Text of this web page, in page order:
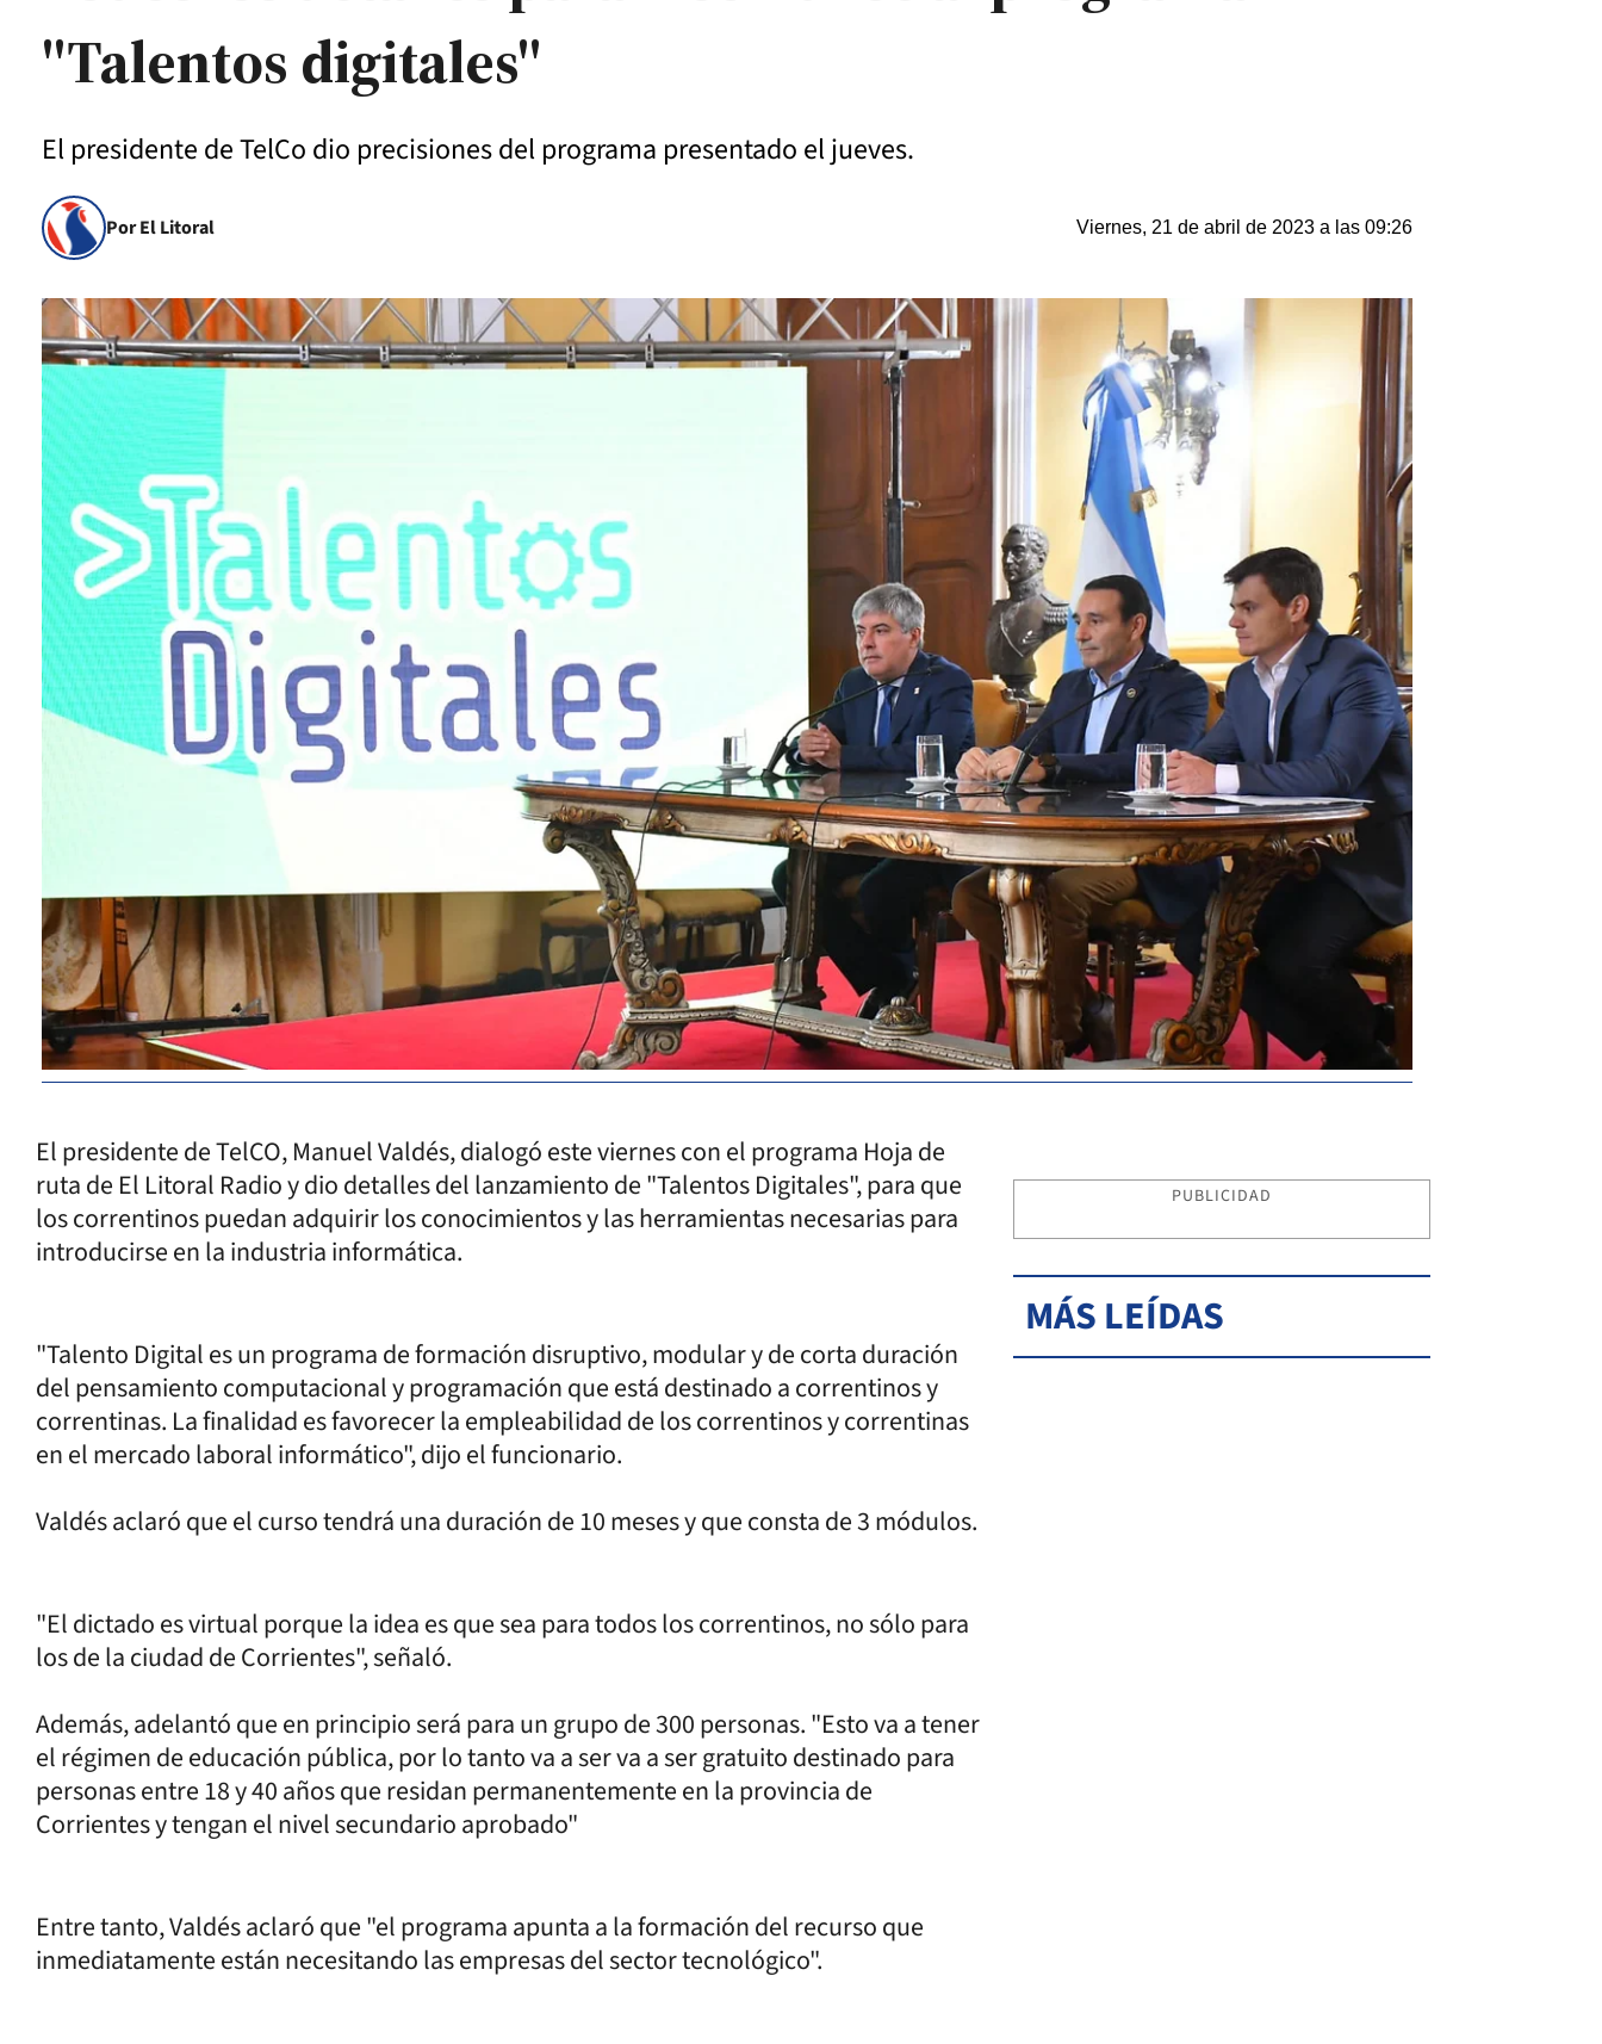
"Talentos digitales"
El presidente de TelCo dio precisiones del programa presentado el jueves.
Por El Litoral Viernes, 21 de abril de 2023 a las 09:26
El presidente de TelCO, Manuel Valdés, dialogó este viernes con el programa Hoja de
ruta de El Litoral Radio y dio detalles del lanzamiento de "Talentos Digitales", para que
los correntinos puedan adquirir los conocimientos y las herramientas necesarias para
introducirse en la industria informática.
"Talento Digital es un programa de formación disruptivo, modular y de corta duración
del pensamiento computacional y programación que está destinado a correntinos y
correntinas. La finalidad es favorecer la empleabilidad de los correntinos y correntinas
en el mercado laboral informático", dijo el funcionario.
Valdés aclaró que el curso tendrá una duración de 10 meses y que consta de 3 módulos.
"El dictado es virtual porque la idea es que sea para todos los correntinos, no sólo para
los de la ciudad de Corrientes", señaló.
Además, adelantó que en principio será para un grupo de 300 personas. "Esto va a tener
el régimen de educación pública, por lo tanto va a ser va a ser gratuito destinado para
personas entre 18 y 40 años que residan permanentemente en la provincia de
Corrientes y tengan el nivel secundario aprobado"
Entre tanto, Valdés aclaró que "el programa apunta a la formación del recurso que
inmediatamente están necesitando las empresas del sector tecnológico".
PUBLICIDAD
MÁS LEÍDAS